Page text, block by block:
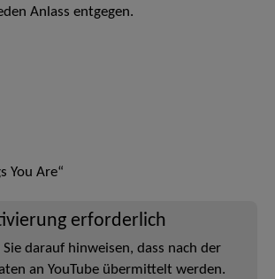
Anlass entgegen.
You Are“
erforderlich
darauf hinweisen, dass nach der
an YouTube übermittelt werden.